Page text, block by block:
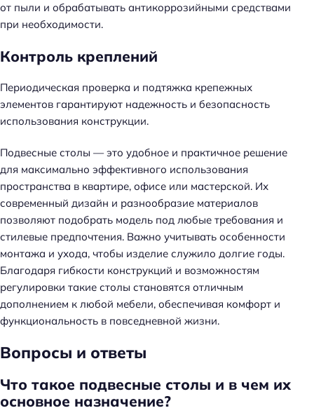
от пыли и обрабатывать антикоррозийными средствами
при необходимости.
Контроль креплений
Периодическая проверка и подтяжка крепежных
элементов гарантируют надежность и безопасность
использования конструкции.
Подвесные столы — это удобное и практичное решение
для максимально эффективного использования
пространства в квартире, офисе или мастерской. Их
современный дизайн и разнообразие материалов
позволяют подобрать модель под любые требования и
стилевые предпочтения. Важно учитывать особенности
монтажа и ухода, чтобы изделие служило долгие годы.
Благодаря гибкости конструкций и возможностям
регулировки такие столы становятся отличным
дополнением к любой мебели, обеспечивая комфорт и
функциональность в повседневной жизни.
Вопросы и ответы
Что такое подвесные столы и в чем их
основное назначение?
Н
а
й
т
и
: